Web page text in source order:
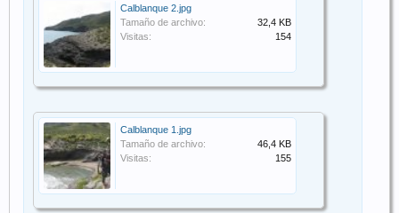
Calblanque 2.jpg
Tamaño de archivo:
32,4 KB
Visitas:
154
Calblanque 1.jpg
Tamaño de archivo:
46,4 KB
Visitas:
155